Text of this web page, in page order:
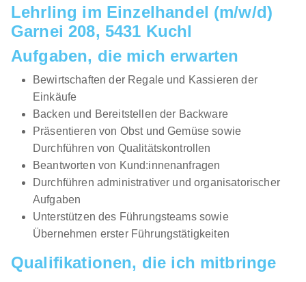
Lehrling im Einzelhandel (m/w/d)
Garnei 208, 5431 Kuchl
Aufgaben, die mich erwarten
Bewirtschaften der Regale und Kassieren der
Einkäufe
Backen und Bereitstellen der Backware
Präsentieren von Obst und Gemüse sowie
Durchführen von Qualitätskontrollen
Beantworten von Kund:innenanfragen
Durchführen administrativer und organisatorischer
Aufgaben
Unterstützen des Führungsteams sowie
Übernehmen erster Führungstätigkeiten
Qualifikationen, die ich mitbringe